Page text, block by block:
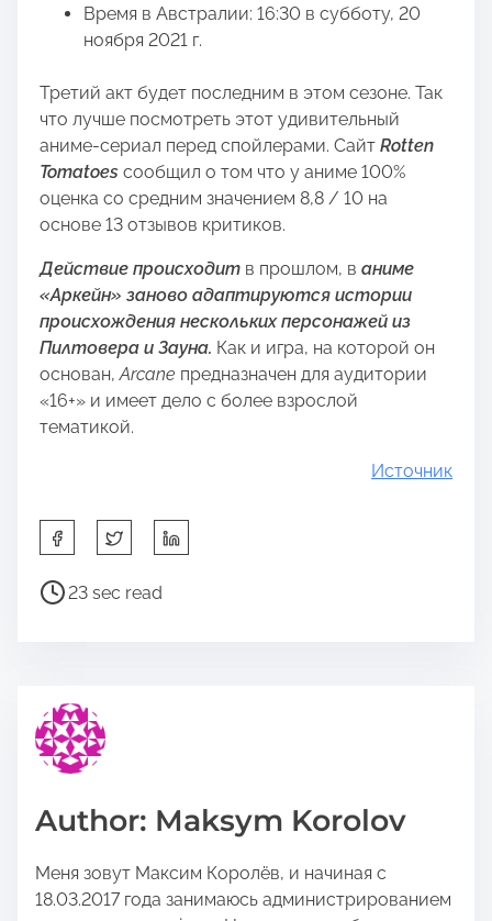
Время в Австралии: 16:30 в субботу, 20
ноября 2021 г.
Третий акт будет последним в этом сезоне. Так
что лучше посмотреть этот удивительный
аниме-сериал перед спойлерами. Сайт Rotten
Tomatoes сообщил о том что у аниме 100%
оценка со средним значением 8,8 / 10 на
основе 13 отзывов критиков.
Действие происходит в прошлом, в аниме
«Аркейн» заново адаптируются истории
происхождения нескольких персонажей из
Пилтовера и Зауна. Как и игра, на которой он
основан,Arcane предназначен для аудитории
«16+» и имеет дело с более взрослой
тематикой.
Источник
h
a
s
p
s
o
n
P
o
e
a
d
i
e
23 sec read
Author: Maksym Korolov
Меня зовут Максим Королёв, и начиная с
18.03.2017 года занимаюсь администрированием